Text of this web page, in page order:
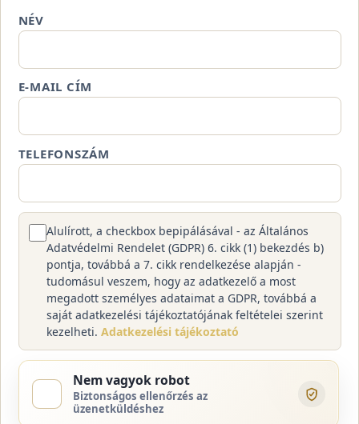
NÉV
E-MAIL CÍM
TELEFONSZÁM
Alulírott, a checkbox bepipálásával - az Általános
Adatvédelmi Rendelet (GDPR) 6. cikk (1) bekezdés b)
pontja, továbbá a 7. cikk rendelkezése alapján -
tudomásul veszem, hogy az adatkezelő a most
megadott személyes adataimat a GDPR, továbbá a
saját adatkezelési tájékoztatójának feltételei szerint
kezelheti. Adatkezelési tájékoztató
Nem vagyok robot
Biztonságos ellenőrzés az
üzenetküldéshez